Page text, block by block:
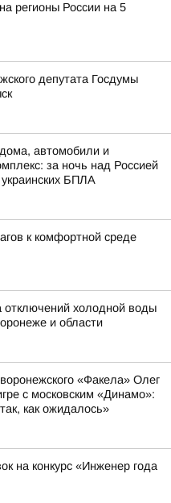
регионы России на 5
депутата Госдумы
автомобили и
за ночь над Россией
БПЛА
к комфортной среде
отключений холодной воды
и области
«Факела» Олег
с московским «Динамо»:
как ожидалось»
на конкурс «Инженер года